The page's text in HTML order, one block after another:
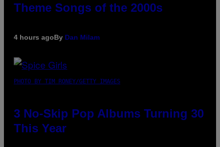
Theme Songs of the 2000s
4 hours agoBy Dan Milam
PHOTO BY TIM RONEY/GETTY IMAGES
3 No-Skip Pop Albums Turning 30
This Year